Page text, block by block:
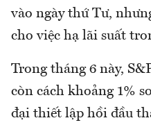
vào ngày thứ Tư,
cho việc hạ lãi suất
Trong tháng 6 này,
còn cách khoảng 1%
đại thiết lập hồi đầu